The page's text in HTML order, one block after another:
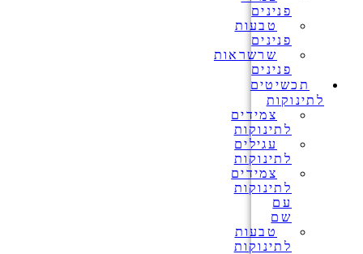
פנינים
טבעות
פנינים
שרשראות
פנינים
תכשיטים
לתינוקות
צמידים
לתינוקות
עגילים
לתינוקות
צמידים
לתינוקות
עם
שם
טבעות
לתינוקות